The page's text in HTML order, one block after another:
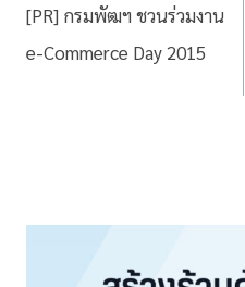
[PR] กรมพัฒฯ ชวนร่วมงาน
e-Commerce Day 2015